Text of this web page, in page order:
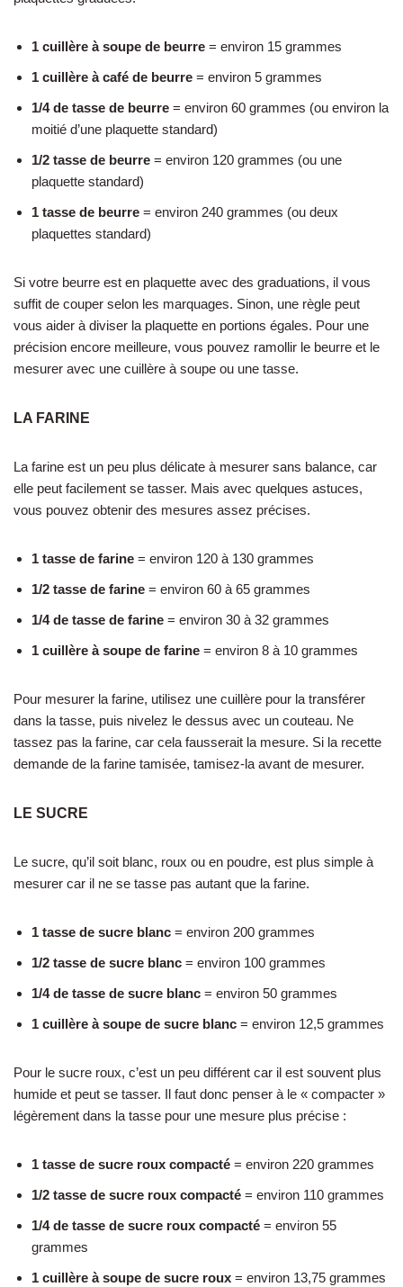
1 cuillère à soupe de beurre = environ 15 grammes
1 cuillère à café de beurre = environ 5 grammes
1/4 de tasse de beurre = environ 60 grammes (ou environ la
moitié d’une plaquette standard)
1/2 tasse de beurre = environ 120 grammes (ou une
plaquette standard)
1 tasse de beurre = environ 240 grammes (ou deux
plaquettes standard)
Si votre beurre est en plaquette avec des graduations, il vous
suffit de couper selon les marquages. Sinon, une règle peut
vous aider à diviser la plaquette en portions égales. Pour une
précision encore meilleure, vous pouvez ramollir le beurre et le
mesurer avec une cuillère à soupe ou une tasse.
LA FARINE
La farine est un peu plus délicate à mesurer sans balance, car
elle peut facilement se tasser. Mais avec quelques astuces,
vous pouvez obtenir des mesures assez précises.
1 tasse de farine = environ 120 à 130 grammes
1/2 tasse de farine = environ 60 à 65 grammes
1/4 de tasse de farine = environ 30 à 32 grammes
1 cuillère à soupe de farine = environ 8 à 10 grammes
Pour mesurer la farine, utilisez une cuillère pour la transférer
dans la tasse, puis nivelez le dessus avec un couteau. Ne
tassez pas la farine, car cela fausserait la mesure. Si la recette
demande de la farine tamisée, tamisez-la avant de mesurer.
LE SUCRE
Le sucre, qu’il soit blanc, roux ou en poudre, est plus simple à
mesurer car il ne se tasse pas autant que la farine.
1 tasse de sucre blanc = environ 200 grammes
1/2 tasse de sucre blanc = environ 100 grammes
1/4 de tasse de sucre blanc = environ 50 grammes
1 cuillère à soupe de sucre blanc = environ 12,5 grammes
Pour le sucre roux, c’est un peu différent car il est souvent plus
humide et peut se tasser. Il faut donc penser à le « compacter »
légèrement dans la tasse pour une mesure plus précise :
1 tasse de sucre roux compacté = environ 220 grammes
1/2 tasse de sucre roux compacté = environ 110 grammes
1/4 de tasse de sucre roux compacté = environ 55
grammes
1 cuillère à soupe de sucre roux = environ 13,75 grammes